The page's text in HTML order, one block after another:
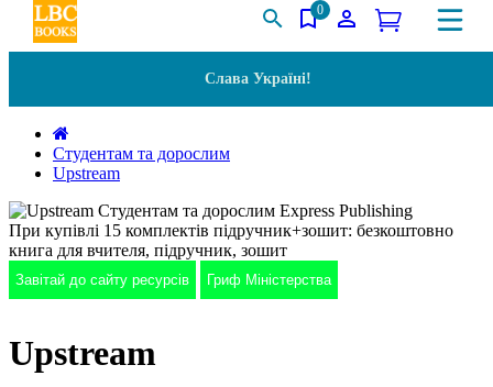
0
Слава Україні!
Студентам та дорослим
Upstream
При купівлі 15 комплектів підручник+зошит: безкоштовно
книга для вчителя, підручник, зошит
Завітай до сайту ресурсів Гриф Міністерства
Upstream